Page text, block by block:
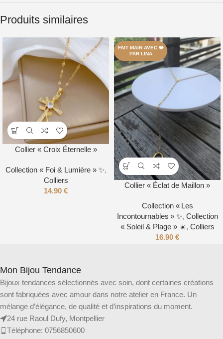
Produits similaires
Collier « Croix Éternelle »
Collection « Foi & Lumière » ✨,
Colliers
14.90 €
FAIT MAIN AVEC ❤️
PAR LINA
Collier « Éclat de Maillon »
Collection « Les
Incontournables » ✨, Collection
« Soleil & Plage » ☀️, Colliers
16.90 €
Mon Bijou Tendance
Bijoux tendances sélectionnés avec soin, dont certaines créations
sont fabriquées avec amour dans notre atelier en France. Un
mélange d’élégance, de qualité et d’inspirations du moment.
24 rue Raoul Dufy, Montpellier
Téléphone: 0756850600